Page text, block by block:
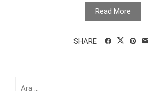
Read More
SHARE